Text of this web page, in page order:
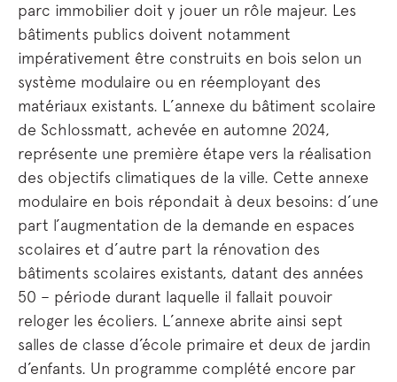
parc immobilier doit y jouer un rôle majeur. Les
bâtiments publics doivent notamment
impérativement être construits en bois selon un
système modulaire ou en réemployant des
matériaux existants. L’annexe du bâtiment scolaire
de Schlossmatt, achevée en automne 2024,
représente une première étape vers la réalisation
des objectifs climatiques de la ville. Cette annexe
modulaire en bois répondait à deux besoins: d’une
part l’augmentation de la demande en espaces
scolaires et d’autre part la rénovation des
bâtiments scolaires existants, datant des années
50 – période durant laquelle il fallait pouvoir
reloger les écoliers. L’annexe abrite ainsi sept
salles de classe d’école primaire et deux de jardin
d’enfants. Un programme complété encore par